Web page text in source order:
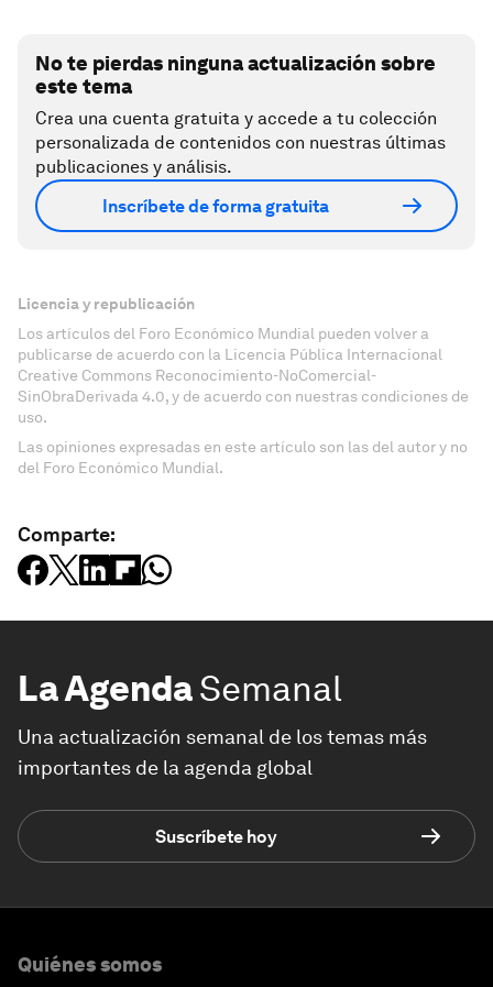
No te pierdas ninguna actualización sobre
este tema
Crea una cuenta gratuita y accede a tu colección
personalizada de contenidos con nuestras últimas
publicaciones y análisis.
Inscríbete de forma gratuita
Licencia y republicación
Los artículos del Foro Económico Mundial pueden volver a
publicarse de acuerdo con la Licencia Pública Internacional
Creative Commons Reconocimiento-NoComercial-
SinObraDerivada 4.0, y de acuerdo con nuestras condiciones de
uso.
Las opiniones expresadas en este artículo son las del autor y no
del Foro Económico Mundial.
Comparte:
La AgendaSemanal
Una actualización semanal de los temas más
importantes de la agenda global
Suscríbete hoy
Quiénes somos